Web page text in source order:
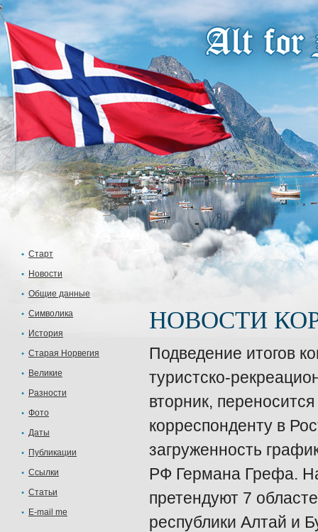
Старт
Новости
Общие данные
Символика
История
Старая Норвегия
Великие
Разности
Фото
Даты
Публикации
Ссылки
Статьи
E-mail me
НОВОСТИ
Подведение итогов
туристско-
вторник,
корреспонденту в
загруженность
РФ Германа Грефа.
претендуют 7
республики Алтай и